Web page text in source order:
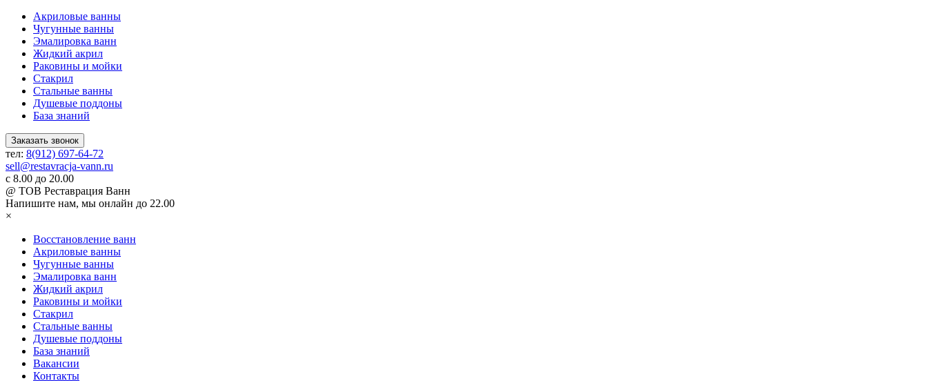
Акриловые ванны
Чугунные ванны
Эмалировка ванн
Жидкий акрил
Раковины и мойки
Стакрил
Стальные ванны
Душевые поддоны
База знаний
Заказать звонок
тел: 8(912) 697-64-72
sell@restavracja-vann.ru
с 8.00 до 20.00
@ ТОВ Реставрация Ванн
Напишите нам, мы онлайн до 22.00
×
Восстановление ванн
Акриловые ванны
Чугунные ванны
Эмалировка ванн
Жидкий акрил
Раковины и мойки
Стакрил
Стальные ванны
Душевые поддоны
База знаний
Вакансии
Контакты